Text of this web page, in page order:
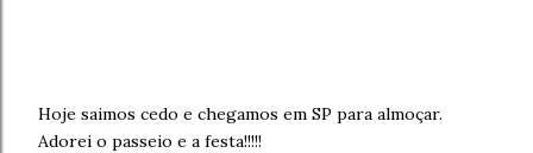
Hoje saimos cedo e chegamos em SP para almoçar.
Adorei o passeio e a festa!!!!!